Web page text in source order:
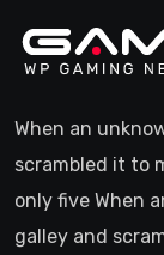
When an
scrambled it to
only five When
galley and